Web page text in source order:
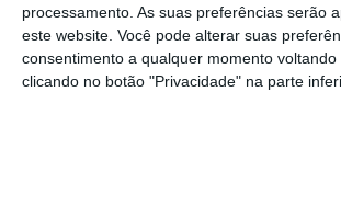
processamento. As suas preferências serão
este website. Você pode alterar suas
consentimento a qualquer momento voltando
clicando no botão "Privacidade" na parte
de obrigações ao Estado, desde
judiciais a impostos. Ao substituir
“Pagamento de Serviços”, que se